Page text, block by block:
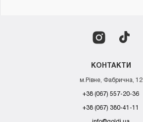
КОНТАКТИ
м.Рівне, Фабрична, 12
+38 (067) 557-20-36
+38 (067) 380-41-11